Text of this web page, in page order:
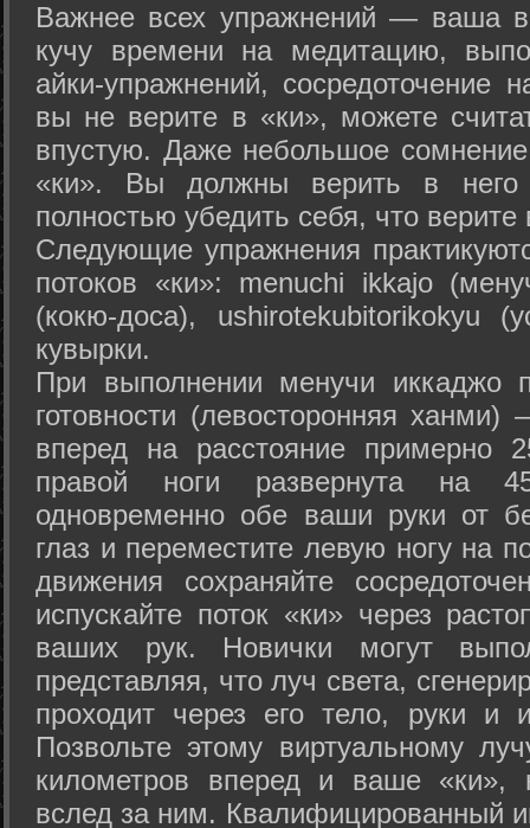
Важнее всех упражнений — ваша
кучу времени на медитацию,
айки-упражнений, сосредоточение
вы не верите в «ки», можете
впустую. Даже небольшое сомнение
«ки». Вы должны верить в
полностью убедить себя, что верите
Следующие упражнения
потоков «ки»: menuchi ikkajo
(кокю-доса), ushiro­tekubitori­kokyu
кувырки.
При выполнении менучи иккаджо
готовности (левосторонняя
вперед на расстояние примерно
правой ноги развернута на
одновременно обе ваши руки от
глаз и переместите левую ногу на
движения сохраняйте
испускайте поток «ки» через
ваших рук. Новички могут
представляя, что луч света,
проходит через его тело, руки и
Позвольте этому виртуальному
километров вперед и ваше «ки»,
вслед за ним. Квалифицированный